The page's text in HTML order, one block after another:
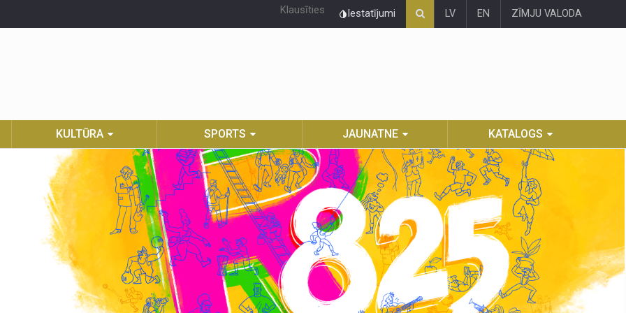
Klausīties Iestatījumi LV EN ZĪMJU VALODA
KULTŪRA SPORTS JAUNATNE KATALOGS